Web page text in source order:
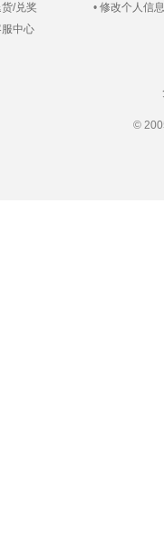
/兑奖
中心
• 修改个人信息
©